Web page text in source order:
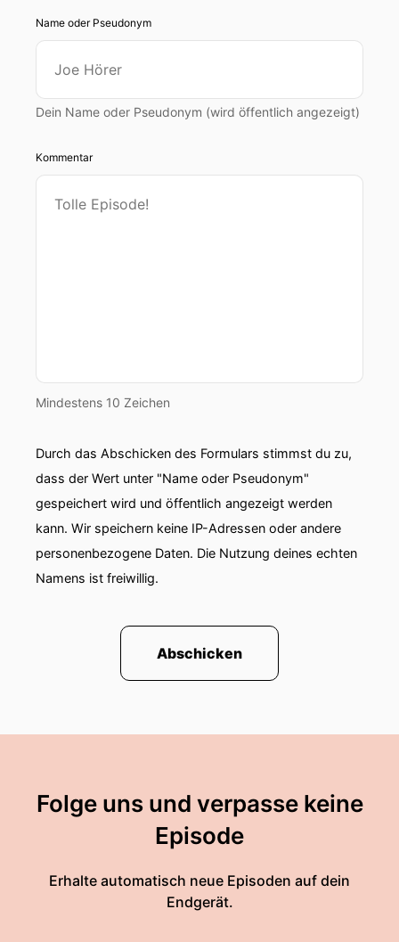
Name oder Pseudonym
Dein Name oder Pseudonym (wird öffentlich angezeigt)
Kommentar
Mindestens 10 Zeichen
Durch das Abschicken des Formulars stimmst du zu,
dass der Wert unter "Name oder Pseudonym"
gespeichert wird und öffentlich angezeigt werden
kann. Wir speichern keine IP-Adressen oder andere
personenbezogene Daten. Die Nutzung deines echten
Namens ist freiwillig.
Abschicken
Folge uns und verpasse keine
Episode
Erhalte automatisch neue Episoden auf dein
Endgerät.